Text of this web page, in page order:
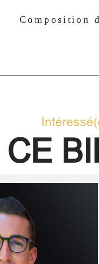
Composition
CE